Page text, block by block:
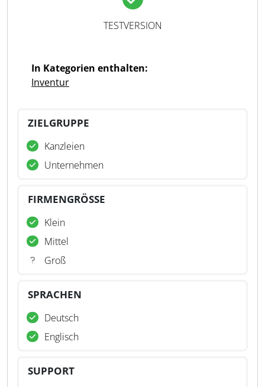
TESTVERSION
In Kategorien enthalten:
Inventur
ZIELGRUPPE
Kanzleien
Unternehmen
FIRMENGRÖSSE
Klein
Mittel
Groß
SPRACHEN
Deutsch
Englisch
SUPPORT